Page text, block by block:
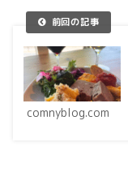
comnyblog.com